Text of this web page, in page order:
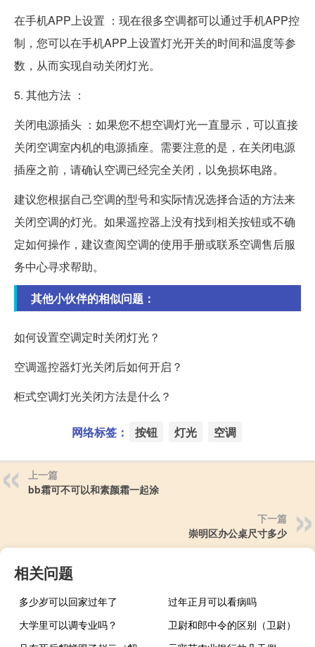
在手机APP上设置 ：现在很多空调都可以通过手机APP控
制，您可以在手机APP上设置灯光开关的时间和温度等参
数，从而实现自动关闭灯光。
5. 其他方法 ：
关闭电源插头 ：如果您不想空调灯光一直显示，可以直接
关闭空调室内机的电源插座。需要注意的是，在关闭电源
插座之前，请确认空调已经完全关闭，以免损坏电路。
建议您根据自己空调的型号和实际情况选择合适的方法来
关闭空调的灯光。如果遥控器上没有找到相关按钮或不确
定如何操作，建议查阅空调的使用手册或联系空调售后服
务中心寻求帮助。
其他小伙伴的相似问题：
如何设置空调定时关闭灯光？
空调遥控器灯光关闭后如何开启？
柜式空调灯光关闭方法是什么？
网络标签： 按钮 灯光 空调
上一篇
bb霜可不可以和素颜霜一起涂
下一篇
崇明区办公桌尺寸多少
相关问题
多少岁可以回家过年了
过年正月可以看病吗
大学里可以调专业吗？
卫尉和郎中令的区别（卫尉）